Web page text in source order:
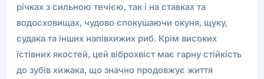
річках з сильною течією, так і на ставках та
водосховищах, чудово спокушаючи окуня, щуку,
судака та інших напівхижих риб. Крім високих
їстівних якостей, цей віброхвіст має гарну стійкість
до зубів хижака, що значно продовжує життя